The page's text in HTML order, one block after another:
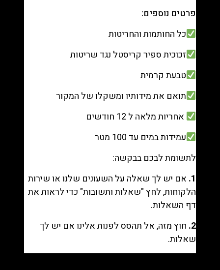
פרטים נוספים:
כל החותמות והחריטות
זכוכית ספיר קריסטל נגד שריטות
טבעת קרמית
תואם את מידותיו ומשקלו של המקור
אחריות מלאה ל 12 חודשים
עמידות במים עד 100 מטר
לתשומת לבכם בבקשה:
1. אם יש לך שאלה על השעונים שלנו או שירות
הלקוחות, לחץ "שאלות ותשובות" כדי לראות את
דף השאלות.
2. חוץ מזה, אל תהסס לפנות אלינו אם יש לך
שאלות.